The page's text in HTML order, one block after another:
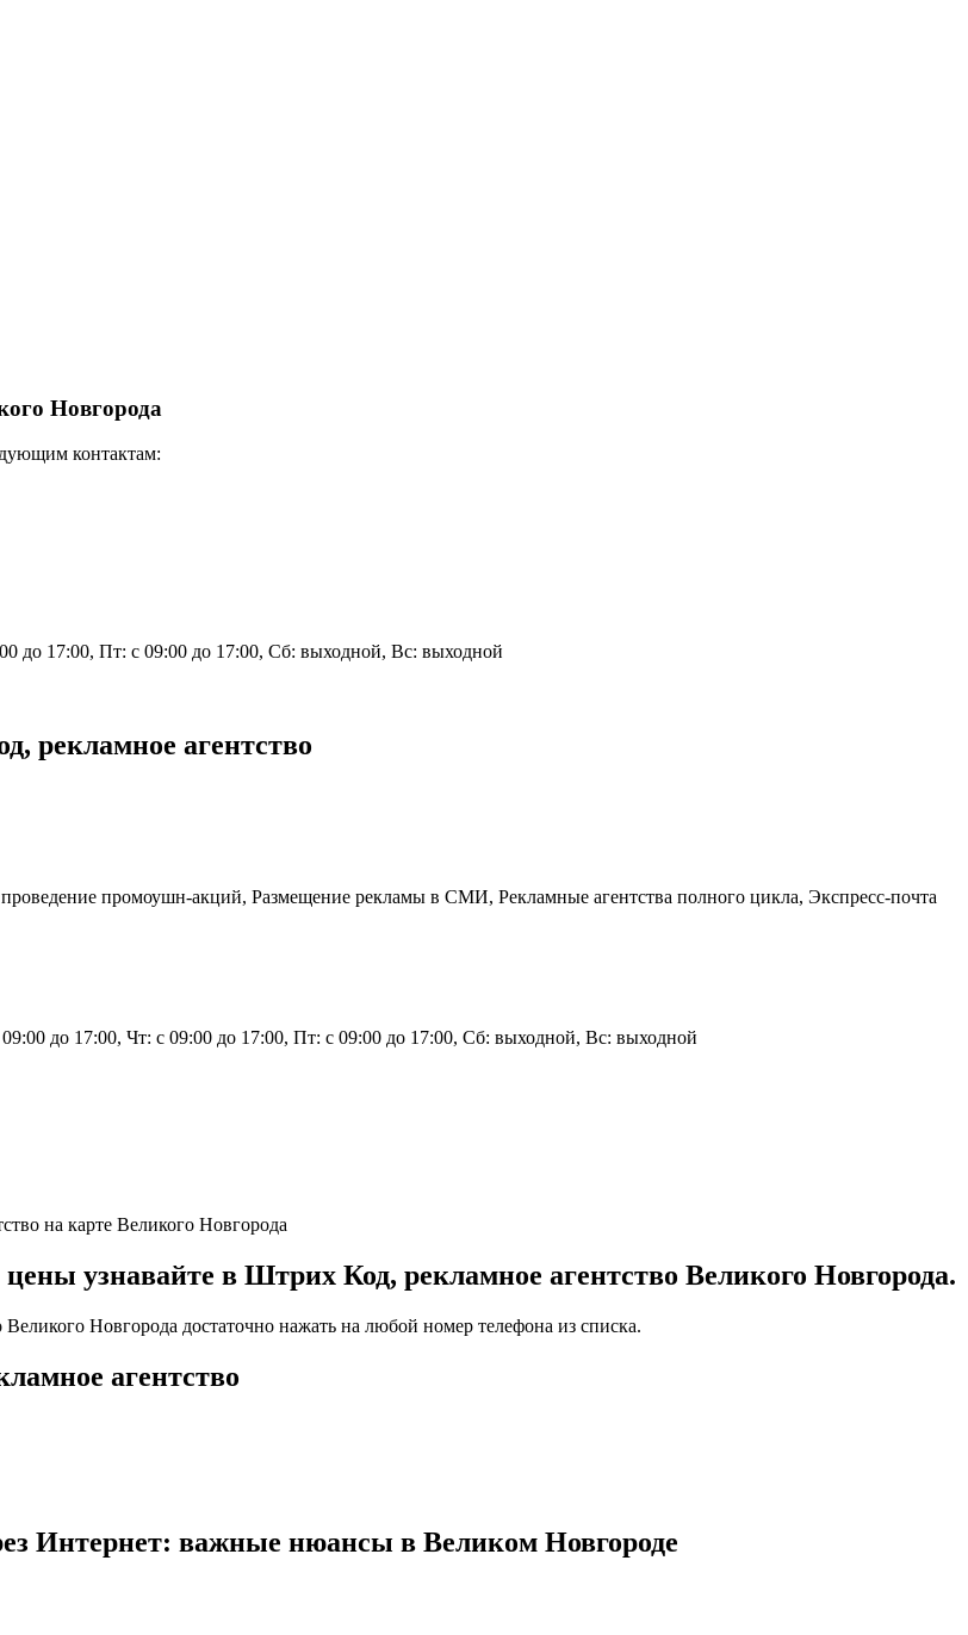
Новгорода
контактам:
до 17:00, Пт: с 09:00 до 17:00, Сб: выходной, Вс: выходной
рекламное агентство
промоушн-акций, Размещение рекламы в СМИ, Рекламные агентства полного цикла, Экспресс-почта
до 17:00, Чт: с 09:00 до 17:00, Пт: с 09:00 до 17:00, Сб: выходной, Вс: выходной
на карте Великого Новгорода
узнавайте в Штрих Код, рекламное агентство Великого Новгорода.
Новгорода достаточно нажать на любой номер телефона из списка.
агентство
Интернет: важные нюансы в Великом Новгороде